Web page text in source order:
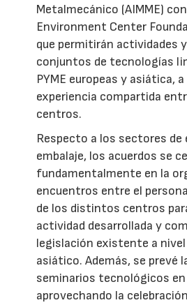
Metalmecánico (AIMME)
Environment Center
que permitirán actividades
conjuntos de tecnologías
PYME europeas y asiática,
experiencia compartida
centros.
Respecto a los sectores de
embalaje, los acuerdos se
fundamentalmente en la
encuentros entre el
de los distintos centros
actividad desarrollada y
legislación existente a
asiático. Además, se prevé
seminarios tecnológicos en
aprovechando la